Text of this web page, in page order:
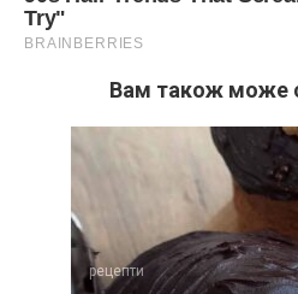
Вам також може
рецепти